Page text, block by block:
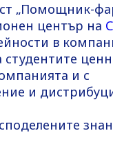
„Помощник-
център на
в
и с
и